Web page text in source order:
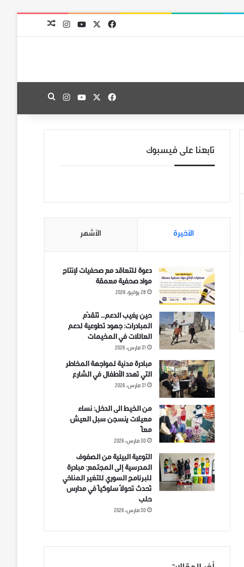
فيسبوك
‫X
‫YouTubeانستقراممقال عشوائي
فيسبوك
‫X
‫YouTubeانستقرامبحث عن
تابعنا على فيسبوك
الأخيرة الأشهر
دعوة للتعاقد مع صحفيات لإنتاج
مواد صحفية معمقة
28 يوليو، 2026
حين يغيب الدعم… تتقدّم
المبادرات: جهود تطوعية لدعم
العائلات في المخيمات
31 مارس، 2026
مبادرة مدنية لمواجهة المخاطر
التي تهدد الأطفال في الشارع
31 مارس، 2026
من الخيط الى الدخل: نساء
معيلات ينسجن سبل العيش
معاً
30 مارس، 2026
التوعية البيئية من الصفوف
المدرسية إلى المجتمع: مبادرة
للبرنامج السوري للتغير المناخي
تُحدث تحولاً سلوكياً في مدارس
حلب
30 مارس، 2026